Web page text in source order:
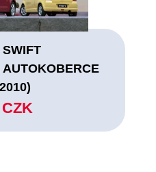
AUTOKOBERCE